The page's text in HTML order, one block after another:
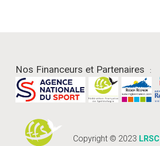
Nos Financeurs et Partenaires :
Copyright © 2023 LRSC